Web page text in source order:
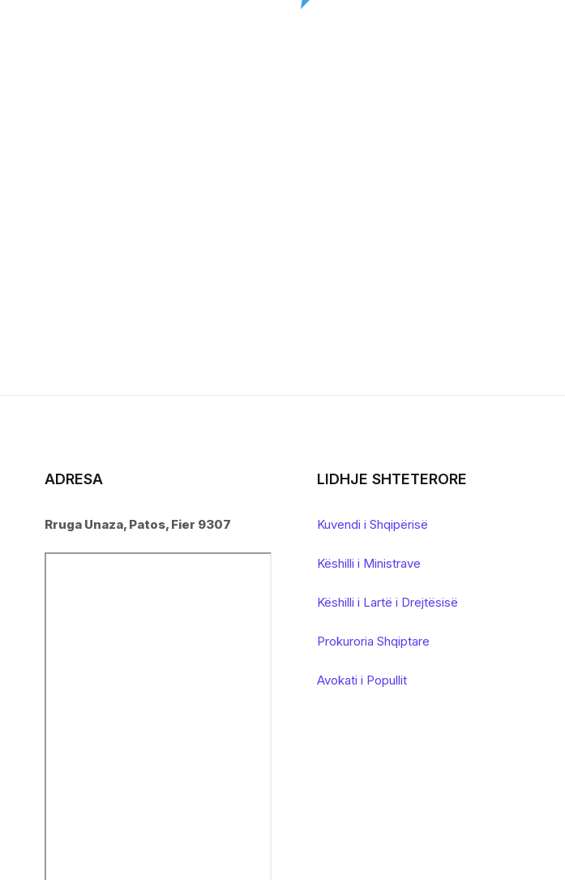
ADRESA
Rruga Unaza, Patos, Fier 9307
LIDHJE SHTETERORE
Kuvendi i Shqipërisë
Këshilli i Ministrave
Këshilli i Lartë i Drejtësisë
Prokuroria Shqiptare
Avokati i Popullit